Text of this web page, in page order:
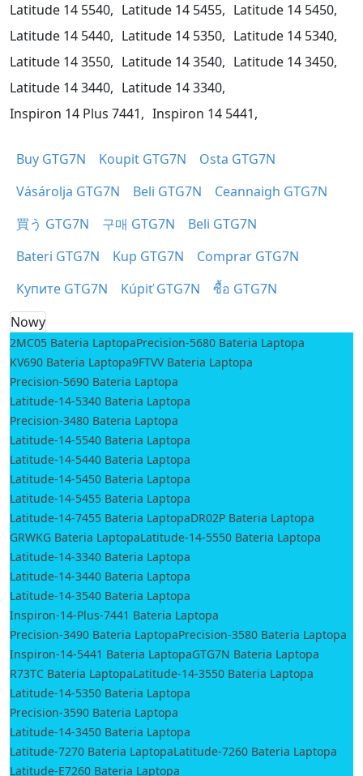
Latitude 14 5540, Latitude 14 5455, Latitude 14 5450,
Latitude 14 5440, Latitude 14 5350, Latitude 14 5340,
Latitude 14 3550, Latitude 14 3540, Latitude 14 3450,
Latitude 14 3440, Latitude 14 3340,
Inspiron 14 Plus 7441, Inspiron 14 5441,
Buy GTG7N Koupit GTG7N
Osta GTG7N
Vásárolja GTG7N
Beli GTG7N
Ceannaigh GTG7N
買う GTG7N
구매 GTG7N
Beli GTG7N
Bateri GTG7N
Kup GTG7N
Comprar GTG7N
Купите GTG7N
Kúpiť GTG7N
ซื้อ GTG7N
Nowy
2MC05 Bateria LaptopaPrecision-5680 Bateria Laptopa
KV690 Bateria Laptopa9FTVV Bateria Laptopa
Precision-5690 Bateria Laptopa
Latitude-14-5340 Bateria Laptopa
Precision-3480 Bateria Laptopa
Latitude-14-5540 Bateria Laptopa
Latitude-14-5440 Bateria Laptopa
Latitude-14-5450 Bateria Laptopa
Latitude-14-5455 Bateria Laptopa
Latitude-14-7455 Bateria LaptopaDR02P Bateria Laptopa
GRWKG Bateria LaptopaLatitude-14-5550 Bateria Laptopa
Latitude-14-3340 Bateria Laptopa
Latitude-14-3440 Bateria Laptopa
Latitude-14-3540 Bateria Laptopa
Inspiron-14-Plus-7441 Bateria Laptopa
Precision-3490 Bateria LaptopaPrecision-3580 Bateria Laptopa
Inspiron-14-5441 Bateria LaptopaGTG7N Bateria Laptopa
R73TC Bateria LaptopaLatitude-14-3550 Bateria Laptopa
Latitude-14-5350 Bateria Laptopa
Precision-3590 Bateria Laptopa
Latitude-14-3450 Bateria Laptopa
Latitude-7270 Bateria LaptopaLatitude-7260 Bateria Laptopa
Latitude-E7260 Bateria Laptopa